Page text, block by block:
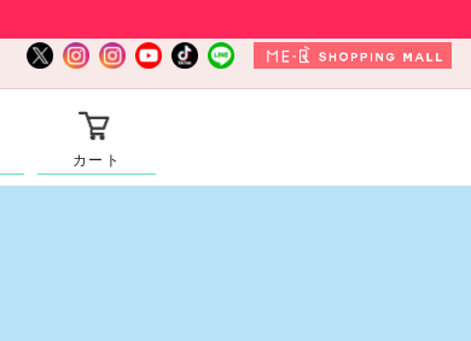
カート